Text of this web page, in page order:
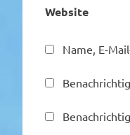
Website
Name, E-